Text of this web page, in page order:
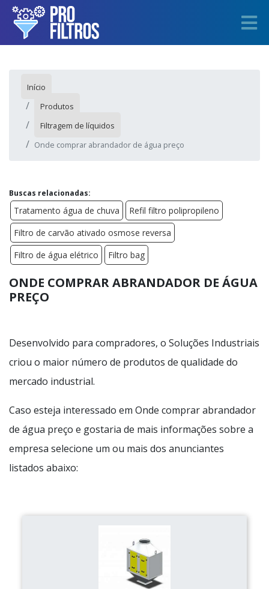
Início
Produtos
Filtragem de líquidos
Onde comprar abrandador de água preço
Buscas relacionadas:
Tratamento água de chuva
Refil filtro polipropileno
Filtro de carvão ativado osmose reversa
Filtro de água elétrico
Filtro bag
ONDE COMPRAR ABRANDADOR DE ÁGUA
PREÇO
Desenvolvido para compradores, o Soluções Industriais
criou o maior número de produtos de qualidade do
mercado industrial.
Caso esteja interessado em Onde comprar abrandador
de água preço e gostaria de mais informações sobre a
empresa selecione um ou mais dos anunciantes
listados abaixo: